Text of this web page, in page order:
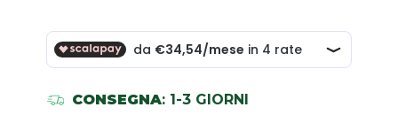
CONSEGNA: 1-3 GIORNI